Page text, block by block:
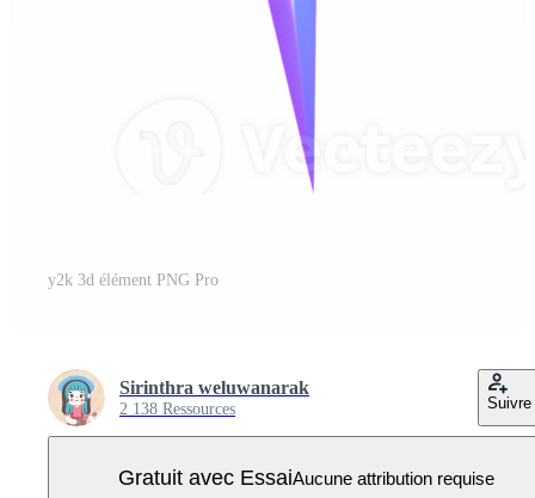
y2k 3d élément PNG Pro
Sirinthra weluwanarak
2 138 Ressources Suivre
Gratuit avec EssaiAucune attribution requise